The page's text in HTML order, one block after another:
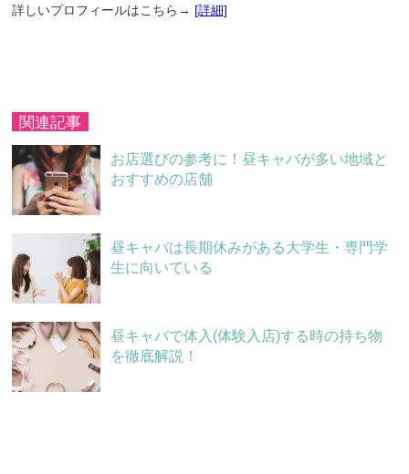
詳しいプロフィールはこちら→ [詳細]
関連記事
お店選びの参考に！昼キャバが多い地域と
おすすめの店舗
昼キャバは長期休みがある大学生・専門学
生に向いている
昼キャバで体入(体験入店)する時の持ち物
を徹底解説！